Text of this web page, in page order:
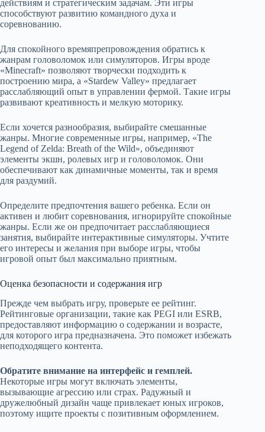
действиям и стратегическим задачам. Эти игры
способствуют развитию командного духа и
соревнованию.
Для спокойного времяпрепровождения обратись к
жанрам головоломок или симуляторов. Игры вроде
«Minecraft» позволяют творчески подходить к
построению мира, а «Stardew Valley» предлагает
расслабляющий опыт в управлении фермой. Такие игры
развивают креативность и мелкую моторику.
Если хочется разнообразия, выбирайте смешанные
жанры. Многие современные игры, например, «The
Legend of Zelda: Breath of the Wild», объединяют
элементы экшн, ролевых игр и головоломок. Они
обеспечивают как динамичные моменты, так и время
для раздумий.
Определите предпочтения вашего ребенка. Если он
активен и любит соревнования, игнорируйте спокойные
жанры. Если же он предпочитает расслабляющиеся
занятия, выбирайте интерактивные симуляторы. Учтите
его интересы и желания при выборе игры, чтобы
игровой опыт был максимально приятным.
Оценка безопасности и содержания игр
Прежде чем выбрать игру, проверьте ее рейтинг.
Рейтинговые организации, такие как PEGI или ESRB,
предоставляют информацию о содержании и возрасте,
для которого игра предназначена. Это поможет избежать
неподходящего контента.
Обратите внимание на интерфейс и гемплей.
Некоторые игры могут включать элементы,
вызывающие агрессию или страх. Радужный и
дружелюбный дизайн чаще привлекает юных игроков,
поэтому ищите проекты с позитивным оформлением.